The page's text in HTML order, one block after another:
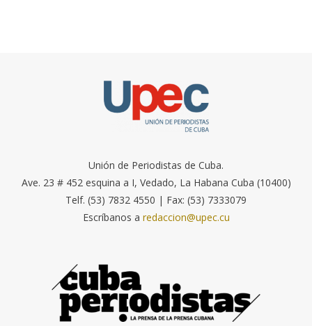
Unión de Periodistas de Cuba.
Ave. 23 # 452 esquina a I, Vedado, La Habana Cuba (10400)
Telf. (53) 7832 4550 | Fax: (53) 7333079
Escríbanos a redaccion@upec.cu